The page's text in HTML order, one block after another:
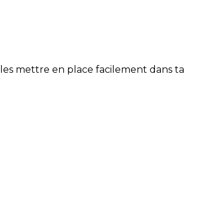
mettre en place facilement dans ta